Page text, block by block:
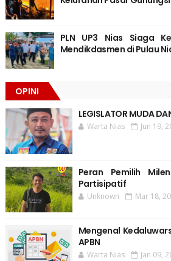
PLN UP3 Nias Siaga
Mendikdasmen di Pulau
OPINI
LEGISLATOR MUDA
Warta Nias Jun 19,
Peran Pemilih
Partisipatif
Unknown Mar 18,
Mengenal
APBN
Warta Nias Jan 09,